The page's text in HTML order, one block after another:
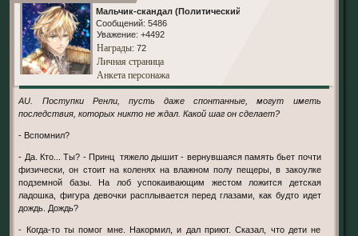
Мальчик-скандал (Политический)
Сообщений: 5486
Уважение: +4492
Награды: 72
Личная страница
Анкета персонажа
AU. Поступки Ренли, пусть даже спонтанные, могут иметь
последствия, которых никто не ждал. Какой шаг он сделает?
- Вспомнил?
- Да. Кто... Ты? - Принц тяжело дышит - вернувшаяся память бьет почти
физически, он стоит на коленях на влажном полу пещеры, в закоулке
подземной базы. На лоб успокаивающим жестом ложится детская
ладошка, фигура девочки расплывается перед глазами, как будто идет
дождь. Дождь?
- Когда-то ты помог мне. Накормил, и дал приют. Сказал, что дети не